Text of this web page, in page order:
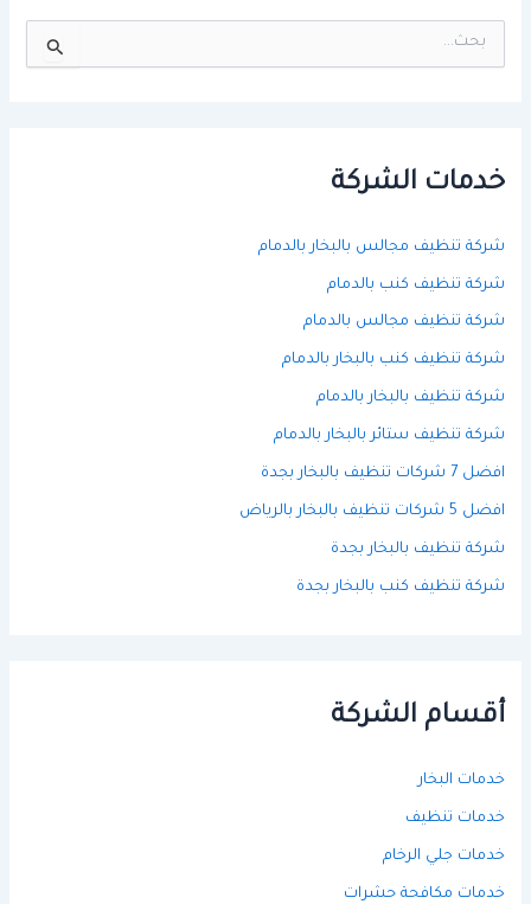
ن
خدمات الشركة
شركة تنظيف مجالس بالبخار بالدمام
شركة تنظيف كنب بالدمام
شركة تنظيف مجالس بالدمام
شركة تنظيف كنب بالبخار بالدمام
شركة تنظيف بالبخار بالدمام
شركة تنظيف ستائر بالبخار بالدمام
افضل 7 شركات تنظيف بالبخار بجدة
افضل 5 شركات تنظيف بالبخار بالرياض
شركة تنظيف بالبخار بجدة
شركة تنظيف كنب بالبخار بجدة
أقسام الشركة
خدمات البخار
خدمات تنظيف
خدمات جلي الرخام
خدمات مكافحة حشرات